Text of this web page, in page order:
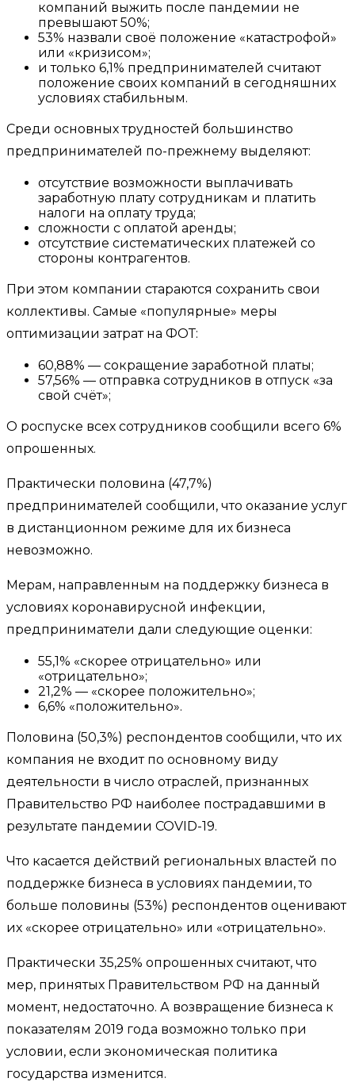
компаний выжить после пандемии не
превышают 50%;
53% назвали своё положение «катастрофой»
или «кризисом»;
и только 6,1% предпринимателей считают
положение своих компаний в сегодняшних
условиях стабильным.
Среди основных трудностей большинство
предпринимателей по-прежнему выделяют:
отсутствие возможности выплачивать
заработную плату сотрудникам и платить
налоги на оплату труда;
сложности с оплатой аренды;
отсутствие систематических платежей со
стороны контрагентов.
При этом компании стараются сохранить свои
коллективы. Самые «популярные» меры
оптимизации затрат на ФОТ:
60,88% — сокращение заработной платы;
57,56% — отправка сотрудников в отпуск «за
свой счёт»;
О роспуске всех сотрудников сообщили всего 6%
опрошенных.
Практически половина (47,7%)
предпринимателей сообщили, что оказание услуг
в дистанционном режиме для их бизнеса
невозможно.
Мерам, направленным на поддержку бизнеса в
условиях коронавирусной инфекции,
предприниматели дали следующие оценки:
55,1% «скорее отрицательно» или
«отрицательно»;
21,2% — «скорее положительно»;
6,6% «положительно».
Половина (50,3%) респондентов сообщили, что их
компания не входит по основному виду
деятельности в число отраслей, признанных
Правительство РФ наиболее пострадавшими в
результате пандемии COVID-19.
Что касается действий региональных властей по
поддержке бизнеса в условиях пандемии, то
больше половины (53%) респондентов оценивают
их «скорее отрицательно» или «отрицательно».
Практически 35,25% опрошенных считают, что
мер, принятых Правительством РФ на данный
момент, недостаточно. А возвращение бизнеса к
показателям 2019 года возможно только при
условии, если экономическая политика
государства изменится.